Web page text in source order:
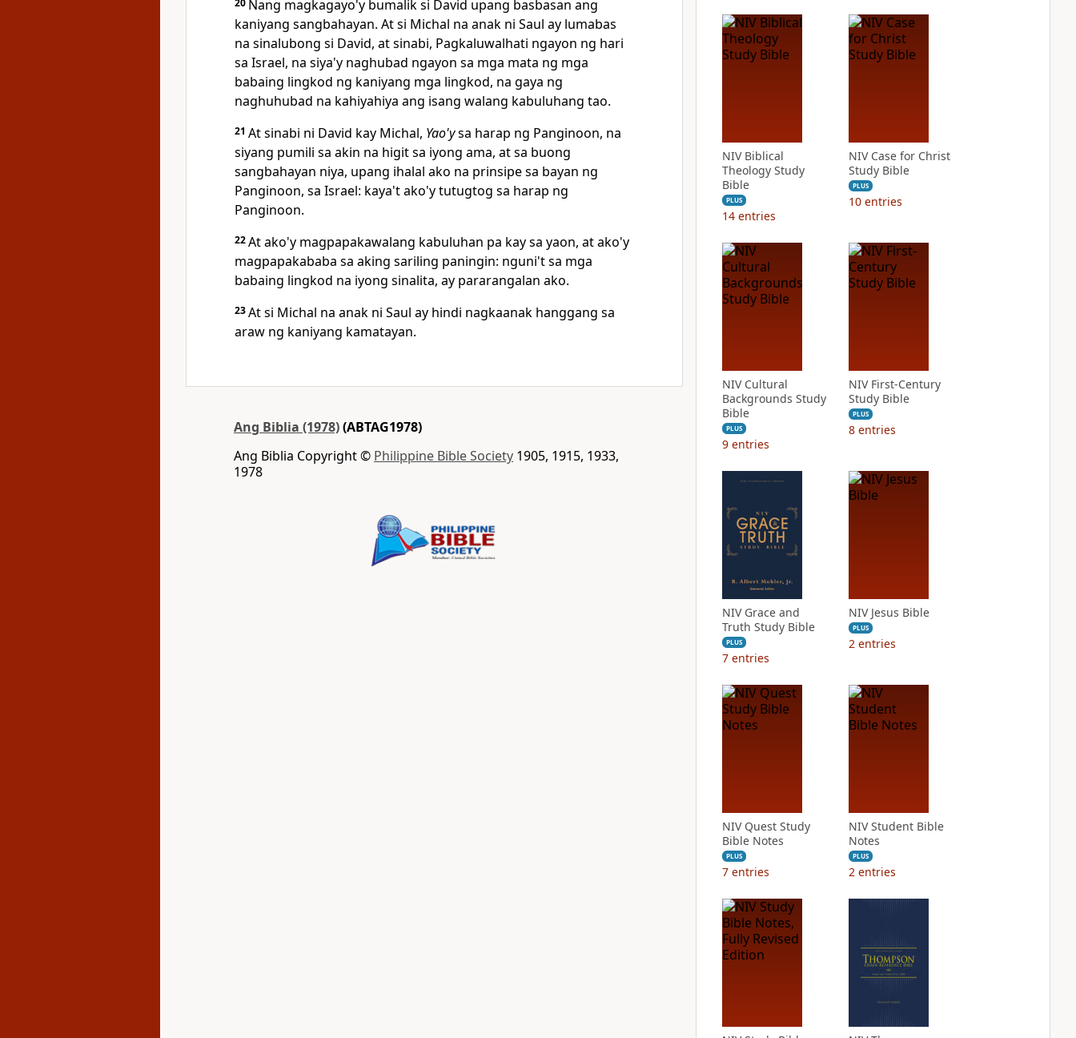
20 Nang magkagayo'y bumalik si David upang basbasan ang
kaniyang sangbahayan. At si Michal na anak ni Saul ay lumabas
na sinalubong si David, at sinabi, Pagkaluwalhati ngayon ng hari
sa Israel, na siya'y naghubad ngayon sa mga mata ng mga
babaing lingkod ng kaniyang mga lingkod, na gaya ng
naghuhubad na kahiyahiya ang isang walang kabuluhang tao.
21 At sinabi ni David kay Michal, Yao'ysa harap ng Panginoon, na
siyang pumili sa akin na higit sa iyong ama, at sa buong
sangbahayan niya, upang ihalal ako na prinsipe sa bayan ng
Panginoon, sa Israel: kaya't ako'ytutugtog sa harap ng
Panginoon.
22At ako'y magpapakawalang kabuluhan pa kay sa yaon, at ako'y
magpapakababa sa aking sariling paningin: nguni't sa mga
babaing lingkod na iyong sinalita, ay pararangalan ako.
23At si Michal na anak ni Saul ay hindi nagkaanak hanggang sa
araw ng kaniyang kamatayan.
Ang Biblia (1978)(ABTAG1978)
Ang Biblia Copyright © Philippine Bible Society 1905, 1915, 1933,
1978
NIV Biblical
Theology Study
Bible
PLUS
14 entries
NIV Case for Christ
Study Bible
PLUS
10 entries
NIV Cultural
Backgrounds Study
Bible
PLUS
9 entries
NIV First-Century
Study Bible
PLUS
8 entries
NIV Grace and
Truth Study Bible
PLUS
7 entries
NIV Jesus Bible
PLUS
2 entries
NIV Quest Study
Bible Notes
PLUS
7 entries
NIV Student Bible
Notes
PLUS
2 entries